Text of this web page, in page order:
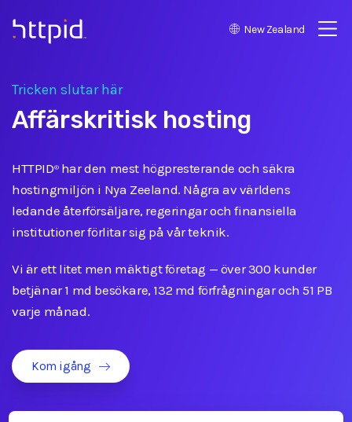
™
New Zealand
Tricken slutar här
Affärskritisk hosting
HTTPID®har den mest högpresterande och säkra
hostingmiljön i Nya Zeeland. Några av världens
ledande återförsäljare, regeringar och finansiella
institutioner förlitar sig på vår teknik.
Vi är ett litet men mäktigt företag — över 300 kunder
betjänar 1 md besökare, 132 md förfrågningar och 51 PB
varje månad.
Kom igång